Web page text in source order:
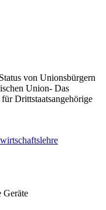
von Unionsbürgern
Union- Das
Drittstaatsangehörige
Geräte